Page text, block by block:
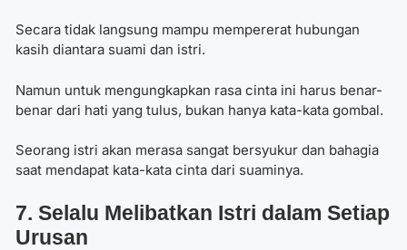
Secara tidak langsung mampu mempererat hubungan
kasih diantara suami dan istri.
Namun untuk mengungkapkan rasa cinta ini harus benar-
benar dari hati yang tulus, bukan hanya kata-kata gombal.
Seorang istri akan merasa sangat bersyukur dan bahagia
saat mendapat kata-kata cinta dari suaminya.
7. Selalu Melibatkan Istri dalam Setiap
Urusan